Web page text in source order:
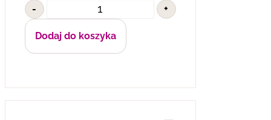
- +
Dodaj do koszyka